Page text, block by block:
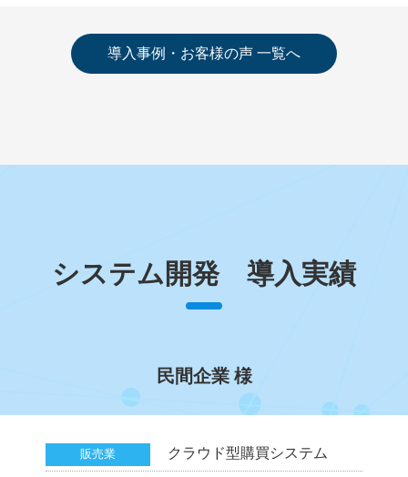
導入事例・お客様の声 一覧へ
システム開発 導入実績
民間企業 様
販売業 クラウド型購買システム